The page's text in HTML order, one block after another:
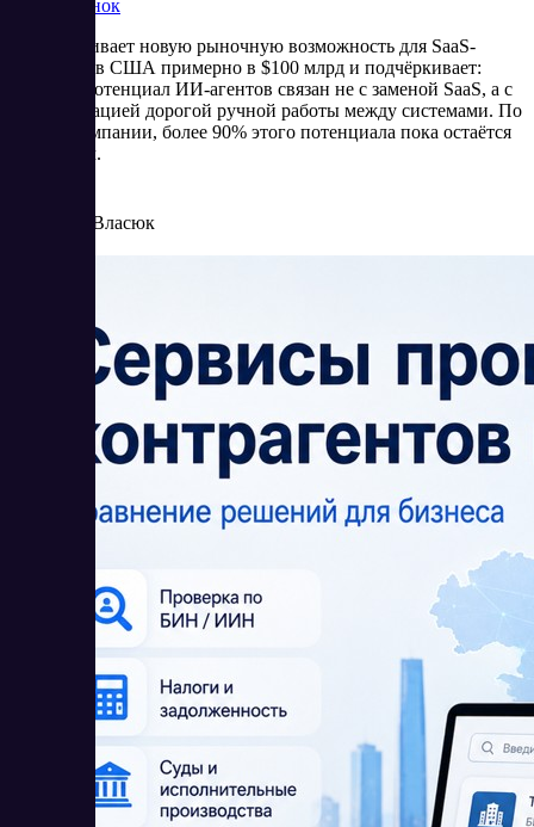
новый рынок
Bain оценивает новую рыночную возможность для SaaS-
компаний в США примерно в $100 млрд и подчёркивает:
главный потенциал ИИ-агентов связан не с заменой SaaS, а с
автоматизацией дорогой ручной работы между системами. По
оценке компании, более 90% этого потенциала пока остаётся
незанятым.
Елена Власюк